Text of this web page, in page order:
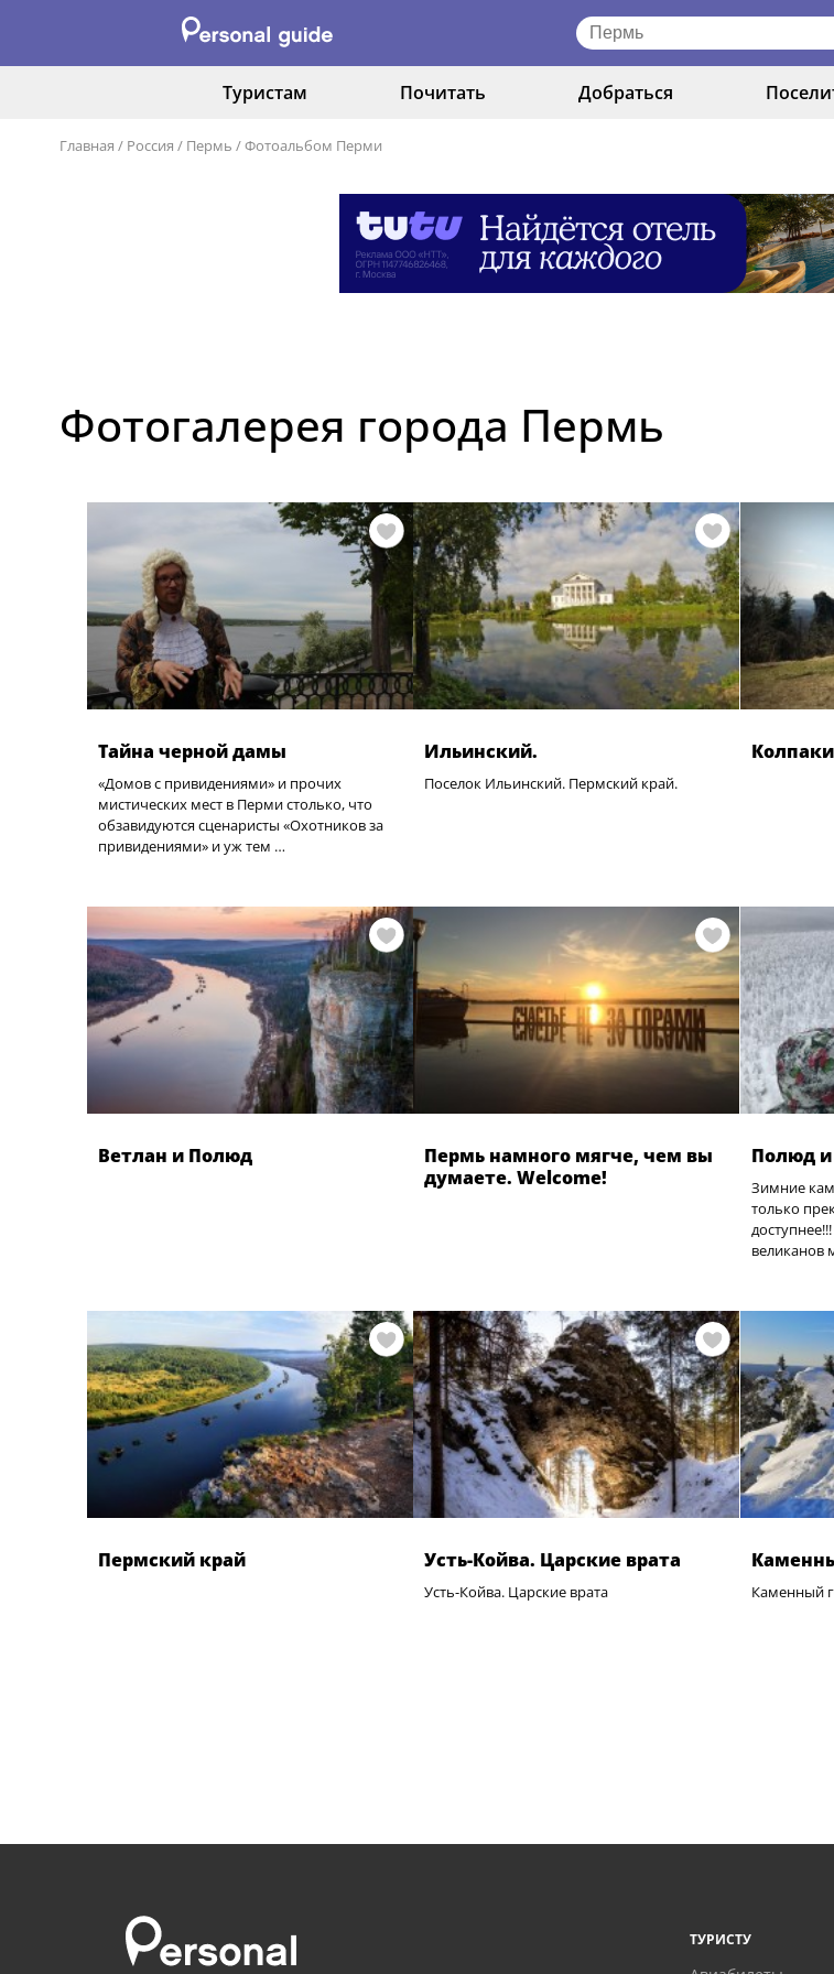
Туристам Почитать Добраться
Главная / Россия / Пермь /Фотоальбом Перми
Фотогалерея города Пермь
Тайна черной дамы
«Домов с привидениями» и прочих
мистических мест в Перми столько, что
обзавидуются сценаристы «Охотников за
привидениями» и уж тем …
Ильинский.
Поселок Ильинский. Пермский край.
Ветлан и Полюд
Пермь намного мягче, чем вы
думаете. Welcome!
Полюд
Зимние
только
великанов
Пермский край Усть-Койва. Царские врата
Усть-Койва. Царские врата Каменный
ТУРИСТУ